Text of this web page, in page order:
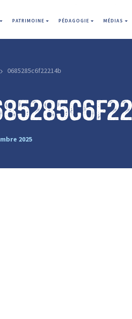
PATRIMOINE PÉDAGOGIE MÉDIAS
0685285c6f22214b
2025